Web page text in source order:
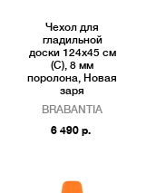
Чехол для
гладильной
доски 124x45 см
(C), 8 мм
поролона, Новая
заря
BRABANTIA
6 490 р.